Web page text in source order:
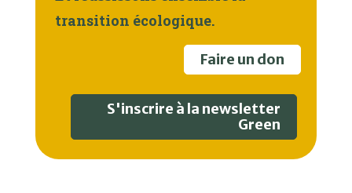
transition écologique.
Faire un don
S'inscrire à la newsletter
Green